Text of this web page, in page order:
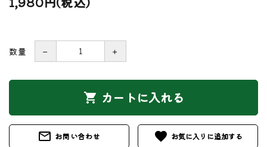
数量 － ＋
shopping_cart カートに入れる
mail_outline お問い合わせ favorite